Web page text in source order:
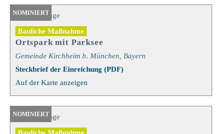
Bauliche Maßnahme
Ortspark mit Parksee
Gemeinde Kirchheim b. München, Bayern
Steckbrief der Einreichung (PDF)
Auf der Karte anzeigen
NOMINIERT
Bauliche Maßnahme
NOMINIERT